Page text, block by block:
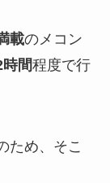
載のメコン
間程度で行
ため、そこ